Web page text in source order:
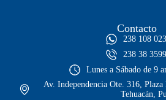
Contacto
238 108
238 38
Lunes a Sábado de 9
Av. Independencia Ote. 316,
Tehuacán,